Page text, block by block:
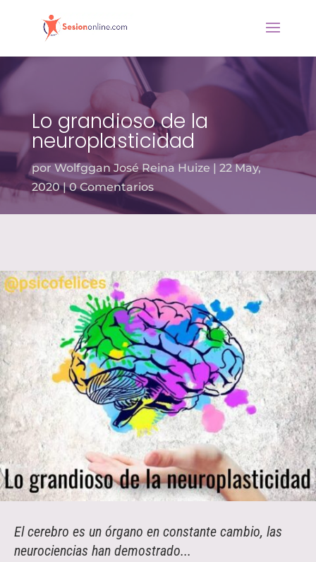
Lo grandioso de la
neuroplasticidad
porWolfggan José Reina Huize
22 May,
2020
0 Comentarios
El cerebro es un órgano en constante cambio, las
neurociencias han demostrado...